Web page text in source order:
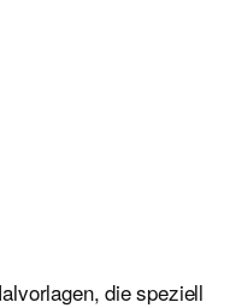
die speziell